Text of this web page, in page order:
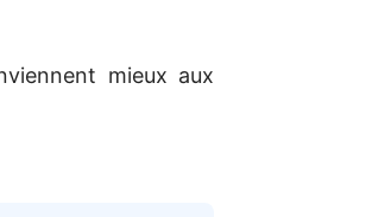
mieux aux